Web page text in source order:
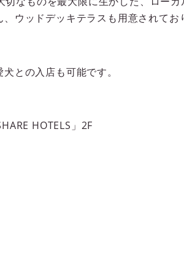
ウッドデッキテラスも用意されてお
との入店も可能です。
HOTELS」2F